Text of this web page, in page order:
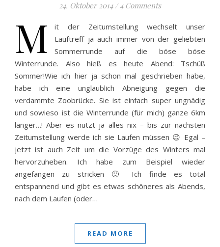
24. Oktober 2014 / 4 Comments
M
it der Zeitumstellung wechselt unser
Lauftreff ja auch immer von der geliebten
Sommerrunde auf die böse böse
Winterrunde. Also hieß es heute Abend: Tschüß
Sommer!Wie ich hier ja schon mal geschrieben habe,
habe ich eine unglaublich Abneigung gegen die
verdammte Zoobrücke. Sie ist einfach super ungnädig
und sowieso ist die Winterrunde (für mich) ganze 6km
länger…! Aber es nutzt ja alles nix – bis zur nächsten
Zeitumstellung werde ich sie Laufen müssen 😉 Egal –
jetzt ist auch Zeit um die Vorzüge des Winters mal
hervorzuheben. Ich habe zum Beispiel wieder
angefangen zu stricken 🙂 Ich finde es total
entspannend und gibt es etwas schöneres als Abends,
nach dem Laufen (oder…
READ MORE